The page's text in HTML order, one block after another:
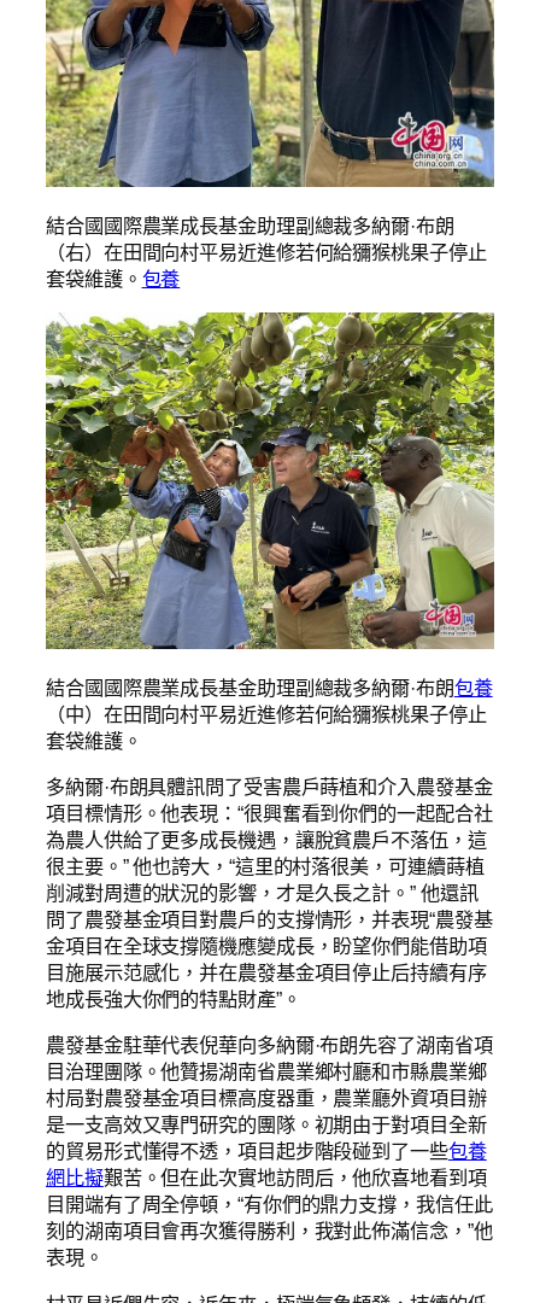
結合國國際農業成長基金助理副總裁多納爾·布朗
（右）在田間向村平易近進修若何給獼猴桃果子停止
套袋維護。 包養
結合國國際農業成長基金助理副總裁多納爾·布朗包養
（中）在田間向村平易近進修若何給獼猴桃果子停止
套袋維護。
多納爾·布朗具體訊問了受害農戶蒔植和介入農發基金
項目標情形。他表現：“很興奮看到你們的一起配合社
為農人供給了更多成長機遇，讓脫貧農戶不落伍，這
很主要。” 他也誇大，“這里的村落很美，可連續蒔植
削減對周遭的狀況的影響，才是久長之計。” 他還訊
問了農發基金項目對農戶的支撐情形，并表現“農發基
金項目在全球支撐隨機應變成長，盼望你們能借助項
目施展示范感化，并在農發基金項目停止后持續有序
地成長強大你們的特點財產”。
農發基金駐華代表倪華向多納爾·布朗先容了湖南省項
目治理團隊。他贊揚湖南省農業鄉村廳和市縣農業鄉
村局對農發基金項目標高度器重，農業廳外資項目辦
是一支高效又專門研究的團隊。初期由于對項目全新
的貿易形式懂得不透，項目起步階段碰到了一些包養
網比擬艱苦。但在此次實地訪問后，他欣喜地看到項
目開端有了周全停頓，“有你們的鼎力支撐，我信任此
刻的湖南項目會再次獲得勝利，我對此佈滿信念，”他
表現。